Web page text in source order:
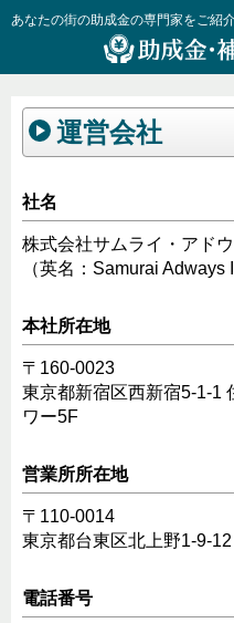
あなたの街の助成金の専門家をご紹
運営会社
社名
株式会社サムライ・アド
（英名：Samurai Adways
本社所在地
〒160-0023
東京都新宿区西新宿5-1-1
ワー5F
営業所所在地
〒110-0014
東京都台東区北上野1-9-
電話番号